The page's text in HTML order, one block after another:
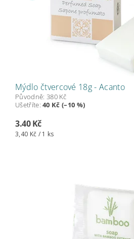
Mýdlo čtvercové 18g - Acanto
Původně: 380 Kč
Ušetříte:40 Kč (–10 %)
3.40 Kč
3,40 Kč / 1 ks